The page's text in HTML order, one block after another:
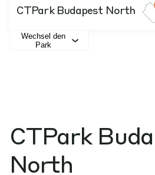
CTPark Budapest North
Wechsel den
Park
CTPark
North